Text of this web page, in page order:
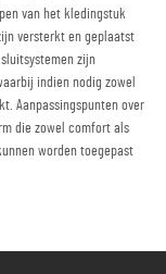
van het kledingstuk
versterkt en geplaatst
zijn
indien nodig zowel
Aanpassingspunten over
die zowel comfort als
worden toegepast